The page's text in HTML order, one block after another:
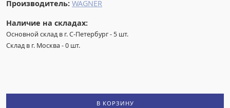
Производитель: WAGNER
Наличие на складах:
Основной склад в г. С-Петербург-5 шт.
Склад в г. Москва -0 шт.
В КОРЗИНУ